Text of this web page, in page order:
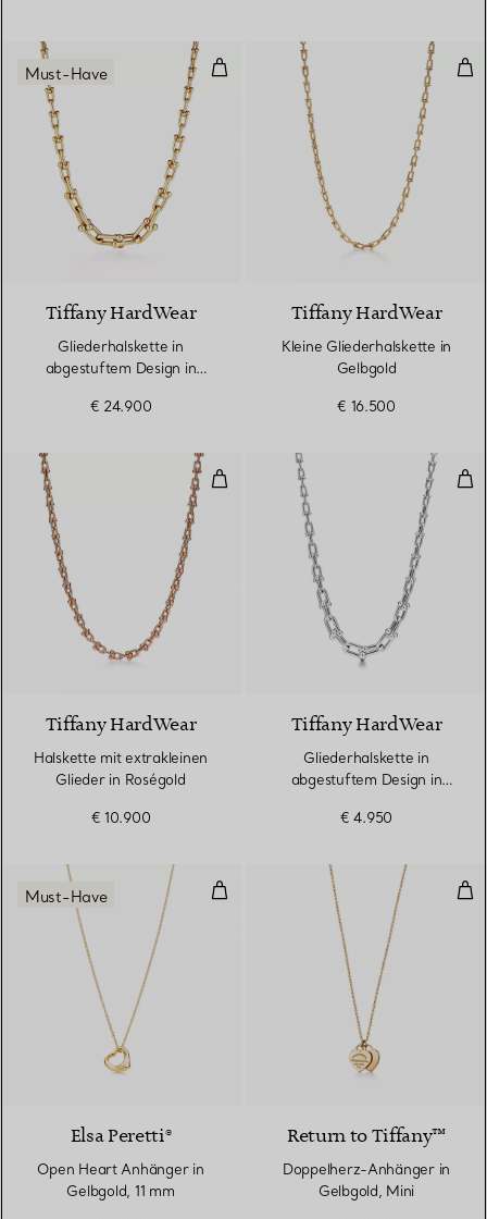
Gliederhalskette in abgestuftem
2 Materialien
Must-Have
Tiffany HardWear
Gliederhalskette in
abgestuftem Design in
€ 24.900
Tiffany HardWear
Kleine Gliederhalskette in
Gelbgold
€ 16.500
Halskette mit extrakleinen
2 Materialien
Tiffany HardWear
Halskette mit extrakleinen
Glieder in Roségold
€ 10.900
Tiffany HardWear
Gliederhalskette in
abgestuftem Design in
€ 4.950
Open Heart Anhänger in
2 Materialien
Must-Have
Elsa Peretti®
Open Heart Anhänger in
Gelbgold, 11 mm
Return to Tiffany™
Doppelherz-Anhänger in
Gelbgold, Mini